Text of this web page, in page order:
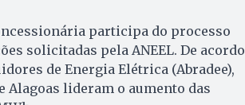
participa do processo
solicitadas pela ANEEL. De acordo
de Energia Elétrica (Abradee),
Alagoas lideram o aumento das